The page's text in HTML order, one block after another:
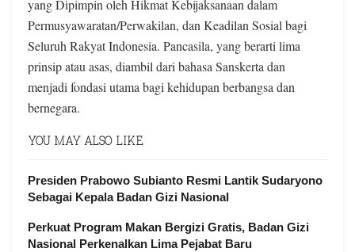
yang Dipimpin oleh Hikmat Kebijaksanaan dalam
Permusyawaratan/Perwakilan, dan Keadilan Sosial bagi
Seluruh Rakyat Indonesia. Pancasila, yang berarti lima
prinsip atau asas, diambil dari bahasa Sanskerta dan
menjadi fondasi utama bagi kehidupan berbangsa dan
bernegara.
YOU MAY ALSO LIKE
Presiden Prabowo Subianto Resmi Lantik Sudaryono
Sebagai Kepala Badan Gizi Nasional
Perkuat Program Makan Bergizi Gratis, Badan Gizi
Nasional Perkenalkan Lima Pejabat Baru